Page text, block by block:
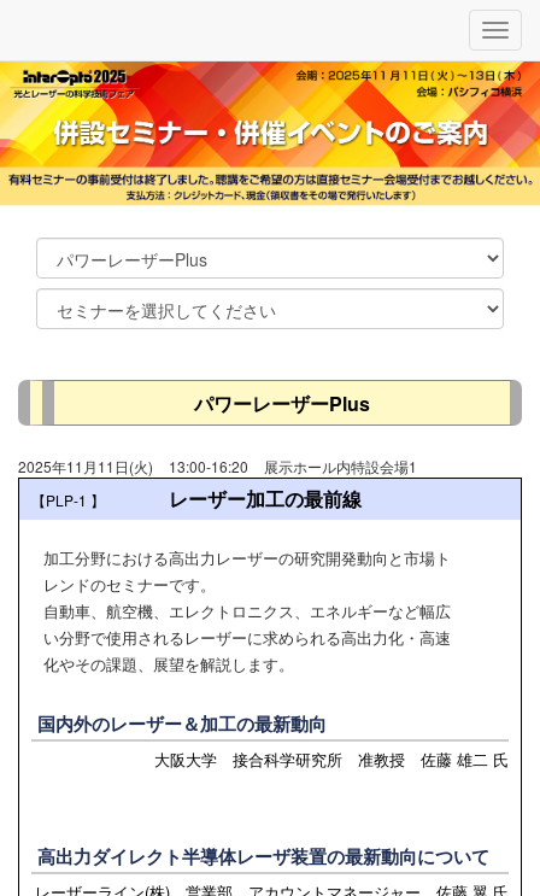
メ
ニ
ュ
ー
パワーレーザーPlus
2025年11月11日(火) 13:00-16:20
展示ホール内特設会場1
【PLP-1 】 レーザー加工の最前線
加工分野における高出力レーザーの研究開発動向と市場ト
レンドのセミナーです。
自動車、航空機、エレクトロニクス、エネルギーなど幅広
い分野で使用されるレーザーに求められる高出力化・高速
化やその課題、展望を解説します。
国内外のレーザー＆加工の最新動向
大阪大学 接合科学研究所 准教授 佐藤 雄二 氏
高出力ダイレクト半導体レーザ装置の最新動向について